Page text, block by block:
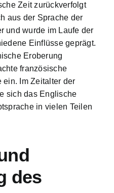
Zeit zurückverfolgt
aus der Sprache der
und wurde im Laufe der
Einflüsse geprägt.
Eroberung
französische
ein. Im Zeitalter der
sich das Englische
in vielen Teilen
des